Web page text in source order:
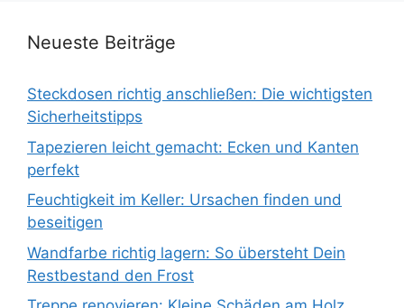
Neueste Beiträge
Steckdosen richtig anschließen: Die wichtigsten
Sicherheitstipps
Tapezieren leicht gemacht: Ecken und Kanten
perfekt
Feuchtigkeit im Keller: Ursachen finden und
beseitigen
Wandfarbe richtig lagern: So übersteht Dein
Restbestand den Frost